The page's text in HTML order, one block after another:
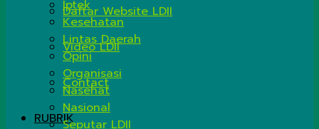
Daftar Website LDII
Video LDII
Contact
RUBRIK
Iptek
Kesehatan
Lintas Daerah
Opini
Organisasi
Nasehat
Nasional
Seputar LDII